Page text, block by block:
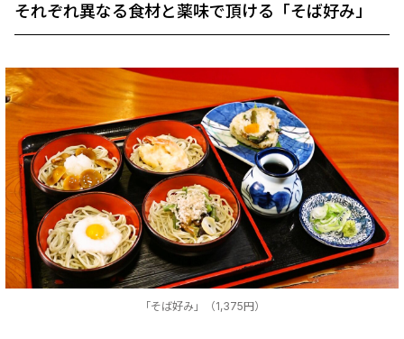
それぞれ異なる食材と薬味で頂ける「そば好み」
「そば好み」（1,375円）